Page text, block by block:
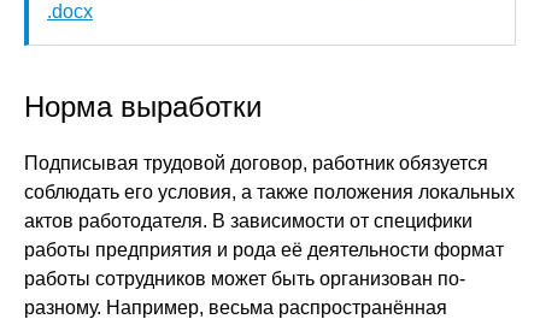
.docx
Норма выработки
Подписывая трудовой договор, работник обязуется
соблюдать его условия, а также положения локальных
актов работодателя. В зависимости от специфики
работы предприятия и рода её деятельности формат
работы сотрудников может быть организован по-
разному. Например, весьма распространённая